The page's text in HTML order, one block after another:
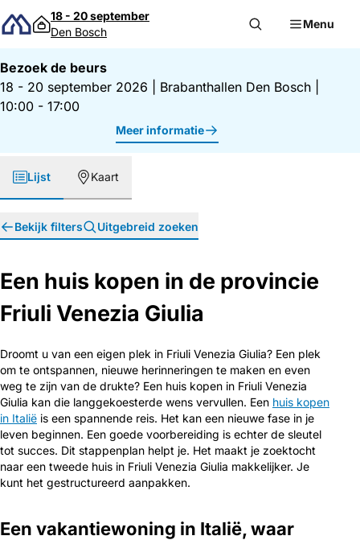
Direct naar inhoud
18 - 20 september
Den Bosch
Menu
Bezoek de beurs
18 - 20 september 2026
Brabanthallen Den Bosch
10:00 - 17:00
Meer informatie
Lijst Kaart
Bekijk filters Uitgebreid zoeken
Een huis kopen in de provincie
Friuli Venezia Giulia
Droomt u van een eigen plek in Friuli Venezia Giulia? Een plek
om te ontspannen, nieuwe herinneringen te maken en even
weg te zijn van de drukte? Een huis kopen in Friuli Venezia
Giulia kan die langgekoesterde wens vervullen. Een huis kopen
in Italië is een spannende reis. Het kan een nieuwe fase in je
leven beginnen. Een goede voorbereiding is echter de sleutel
tot succes. Dit stappenplan helpt je. Het maakt je zoektocht
naar een tweede huis in Friuli Venezia Giulia makkelijker. Je
kunt het gestructureerd aanpakken.
Een vakantiewoning in Italië, waar